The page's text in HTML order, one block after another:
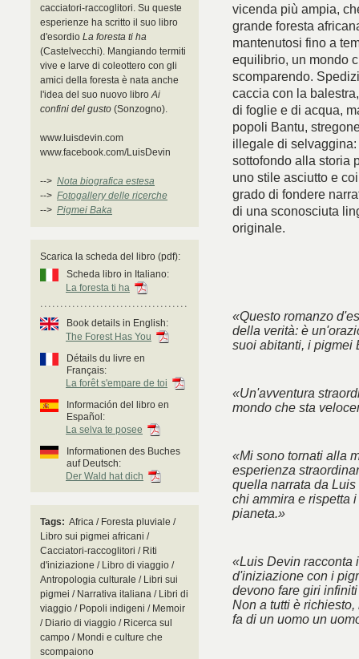
cacciatori-raccoglitori. Su queste
esperienze ha scritto il suo libro
d'esordio La foresta ti ha
(Castelvecchi). Mangiando termiti
vive e larve di coleottero con gli
amici della foresta è nata anche
l'idea del suo nuovo libroAi
confini del gusto (Sonzogno).
www.luisdevin.com
www.facebook.com/LuisDevin
--> Nota biografica estesa
--> Fotogallery delle ricerche
--> Pigmei Baka
Scarica la scheda del libro (pdf):
Scheda libro in Italiano:
La foresta ti ha
Book details in English:
The Forest Has You
Détails du livre en
Français:
La forêt s'empare de toi
Información del libro en
Español:
La selva te posee
Informationen des Buches
auf Deutsch:
Der Wald hat dich
Tags: Africa / Foresta pluviale /
Libro sui pigmei africani /
Cacciatori-raccoglitori / Riti
d'iniziazione / Libro di viaggio /
Antropologia culturale / Libri sui
pigmei / Narrativa italiana / Libri di
viaggio / Popoli indigeni / Memoir
/ Diario di viaggio / Ricerca sul
campo / Mondi e culture che
scompaiono
vicenda più ampia,
grande foresta
mantenutosi fino a
equilibrio, un mondo
scomparendo.
caccia con la
di foglie e di acqua,
popoli Bantu,
illegale di
sottofondo alla storia
uno stile asciutto e
grado di fondere
di una sconosciuta
originale.
«Questo romanzo
della verità: è
suoi abitanti, i pigmei
«Un'avventura
mondo che sta
«Mi sono tornati alla
esperienza
quella narrata da
chi ammira e rispetta
pianeta.»
«Luis Devin racconta
d'iniziazione con i
devono fare giri
Non a tutti è
fa di un uomo un